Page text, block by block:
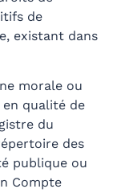
de
existant dans
morale ou
qualité de
du
des
publique ou
Compte